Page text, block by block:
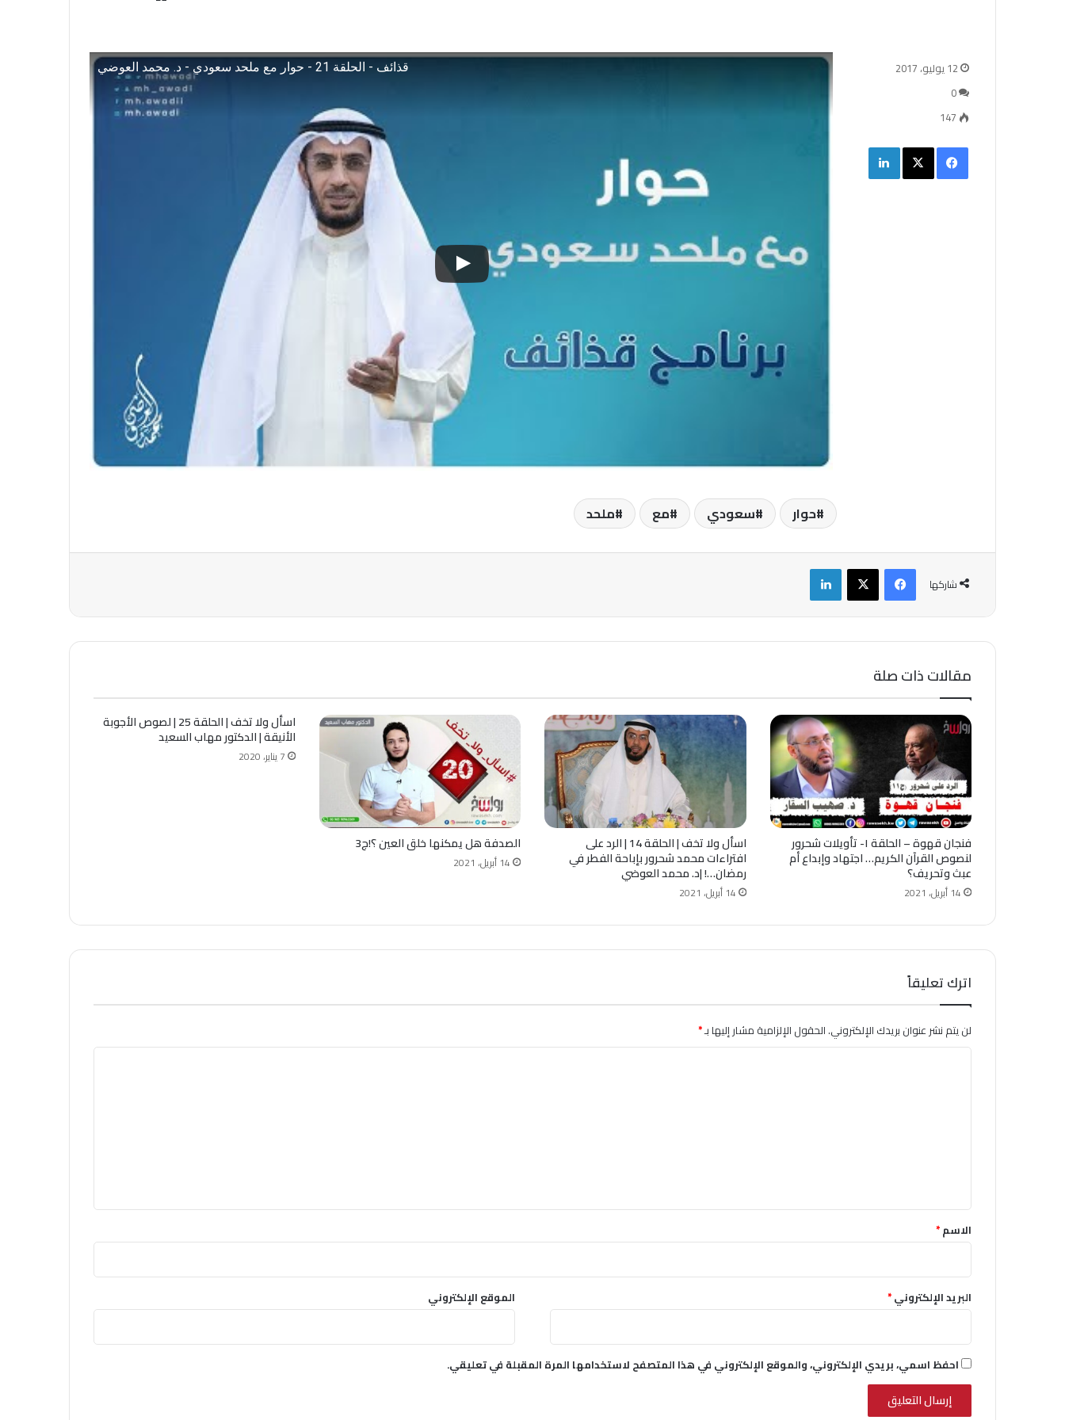
قذائف - الحلقة 21 - حوار مع ملحد سعودي - د. محمد العوضي
حوار سعودي مع ملحد
12 يوليو، 2017
0
147
فيسبوك
‫X
شاركها
فيسبوك
مقالات ذات صلة
فنجان قهوة – الحلقة ١- تأويلات شحرور
لنصوص ‫القرآن الكريم‬… اجتهاد وإبداع أم
عبث وتحريف؟
14 أبريل، 2021
اسأل ولا تخف | الحلقة 14 | الرد على
افتراءات محمد شحرور بإباحة الفطر في
رمضان…! |د. محمد العوضي
14 أبريل، 2021
الصدفة هل يمكنها خلق العين ؟!ج3
14 أبريل، 2021
اسأل ولا تخف | الحلقة 25 | لصوص الأجوبة
الأنيقة | الدكتور مهاب السعيد
7 يناير، 2020
اترك تعليقاً
لن يتم نشر عنوان بريدك الإلكتروني.الحقول الإلزامية مشار إليها بـ*
*الاسم*
البريد الإلكتروني* الموقع الإلكتروني
احفظ اسمي، بريدي الإلكتروني، والموقع الإلكتروني في هذا المتصفح لاستخدامها المرة المقبلة في تعليقي.